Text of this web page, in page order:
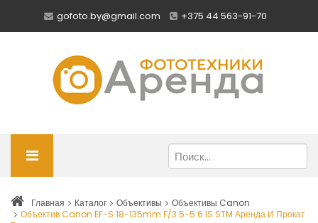
gofoto.by@gmail.com +375 44 563-91-70
Главная Каталог Объективы
Объективы Canon
Объектив Canon EF-S 18-135mm F/3.5-5.6 IS STM Аренда И Прокат